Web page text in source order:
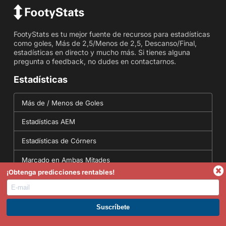
FootyStats es tu mejor fuente de recursos para estadísticas
como goles, Más de 2,5/Menos de 2,5, Descanso/Final,
estadísticas en directo y mucho más. Si tienes alguna
pregunta o feedback, no dudes en contactarnos.
Estadísticas
Más de / Menos de Goles
Estadísticas AEM
Estadísticas de Córners
Marcado en Ambas Mitades
Estadísticas de Marcador Correcto
ÚNETE A PREMIUM. GANA AHORA.
¡Obtenga predicciones rentables!